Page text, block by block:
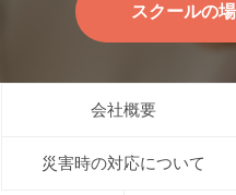
スクールの
会社概要
災害時の対応について